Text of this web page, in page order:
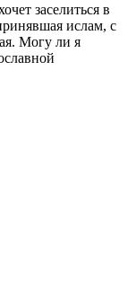
заселиться в
ислам, с
Могу ли я